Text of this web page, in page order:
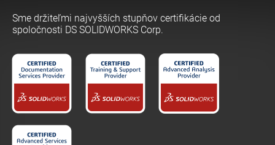
Sme držiteľmi najvyšších stupňov certifikácie od
spoločnosti DS SOLIDWORKS Corp.